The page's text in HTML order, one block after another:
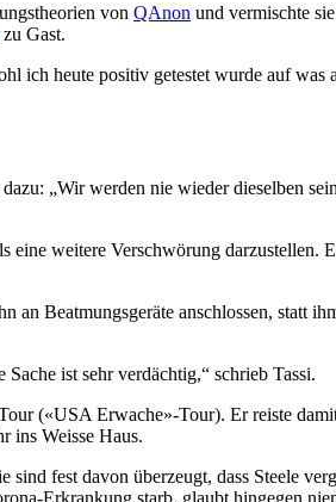
von QAnon und vermischte
zu Gast.
ich heute positiv getestet wurde auf
„Wir werden nie wieder dieselben
weitere Verschwörung darzustellen.
an Beatmungsgeräte anschlossen, statt
ist sehr verdächtig,“ schrieb Tassi.
(«USA Erwache»-Tour). Er reiste
ins Weisse Haus.
sind fest davon überzeugt, dass Steele